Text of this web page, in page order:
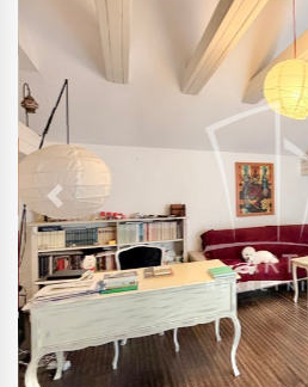
Previous